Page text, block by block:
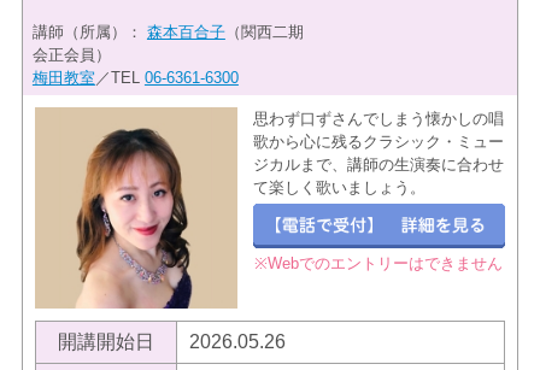
講師（所属）： 森本百合子（関西二期
会正会員）
梅田教室 ／TEL 06-6361-6300
思わず口ずさんでしまう懐かしの唱
歌から心に残るクラシック・ミュー
ジカルまで、講師の生演奏に合わせ
て楽しく歌いましょう。
※Webでのエントリーはできません
開講開始日 2026.05.26